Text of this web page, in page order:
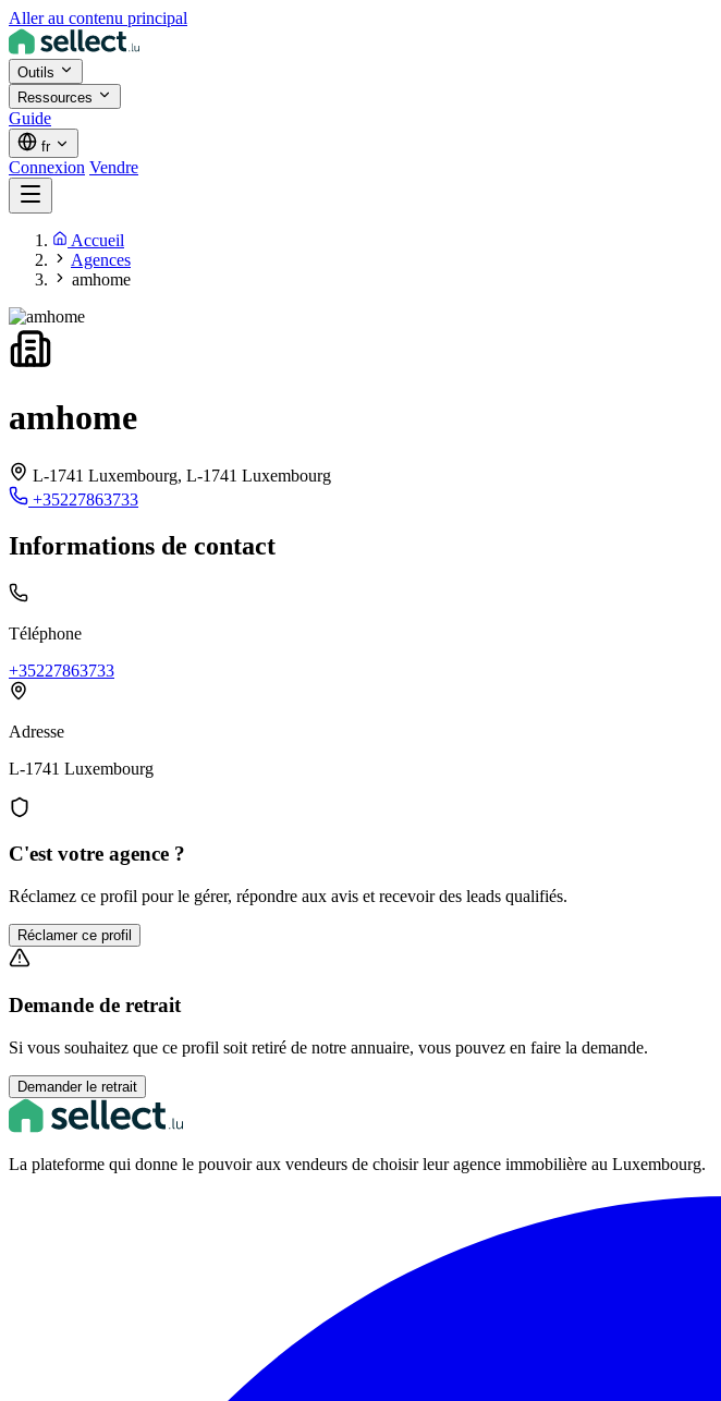
Aller au contenu principal
Outils
Ressources
Guide
fr
Connexion Vendre
Accueil
Agences
amhome
amhome
L-1741 Luxembourg, L-1741 Luxembourg
+35227863733
Informations de contact
Téléphone
+35227863733
Adresse
L-1741 Luxembourg
C'est votre agence ?
Réclamez ce profil pour le gérer, répondre aux avis et recevoir des leads qualifiés.
Réclamer ce profil
Demande de retrait
Si vous souhaitez que ce profil soit retiré de notre annuaire, vous pouvez en faire la demande.
Demander le retrait
La plateforme qui donne le pouvoir aux vendeurs de choisir leur agence immobilière au Luxembourg.